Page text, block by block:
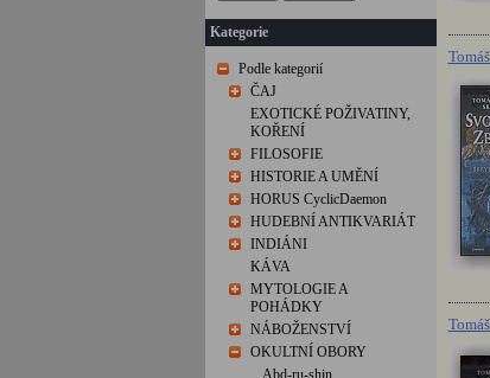
Kategorie
Podle kategorií
ČAJ
EXOTICKÉ POŽIVATINY,
KOŘENÍ
FILOSOFIE
HISTORIE A UMĚNÍ
HORUS CyclicDaemon
HUDEBNÍ ANTIKVARIÁT
INDIÁNI
KÁVA
MYTOLOGIE A
POHÁDKY
NÁBOŽENSTVÍ
OKULTNÍ OBORY
Abd-ru-shin